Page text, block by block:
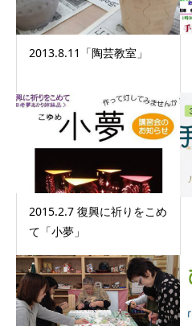
2013.8.11「陶芸教室」
2015.2.7 復興に祈りをこめ
て「小夢」